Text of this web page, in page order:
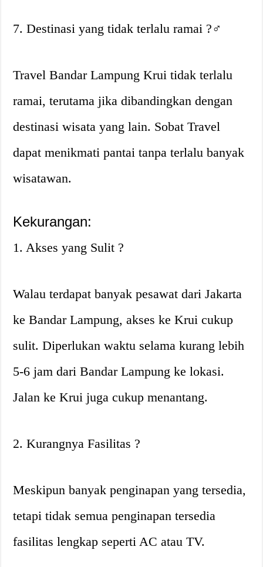
7. Destinasi yang tidak terlalu ramai ?‍♂️
Travel Bandar Lampung Krui tidak terlalu
ramai, terutama jika dibandingkan dengan
destinasi wisata yang lain. Sobat Travel
dapat menikmati pantai tanpa terlalu banyak
wisatawan.
Kekurangan:
1. Akses yang Sulit ?
Walau terdapat banyak pesawat dari Jakarta
ke Bandar Lampung, akses ke Krui cukup
sulit. Diperlukan waktu selama kurang lebih
5-6 jam dari Bandar Lampung ke lokasi.
Jalan ke Krui juga cukup menantang.
2. Kurangnya Fasilitas ?
Meskipun banyak penginapan yang tersedia,
tetapi tidak semua penginapan tersedia
fasilitas lengkap seperti AC atau TV.